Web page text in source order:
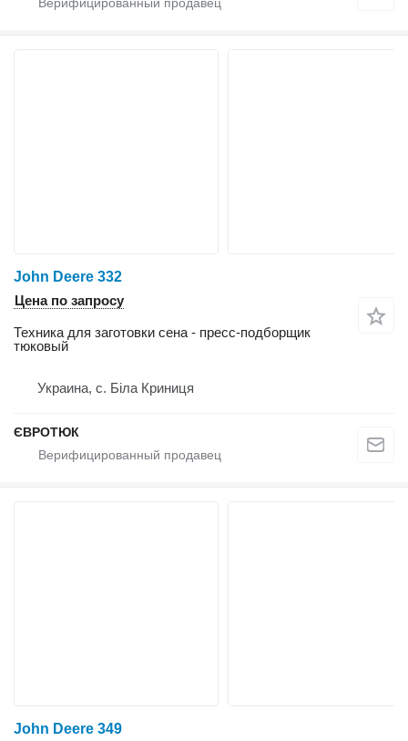
John Deere 332
Цена по запросу
Техника для заготовки сена - пресс-подборщик
тюковый
Украина, с. Біла Криниця
ЄВРОТЮК
John Deere 349